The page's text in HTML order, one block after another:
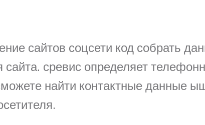
сайтов соцсети код собрать
сайта. сревис определяет
найти контактные данные